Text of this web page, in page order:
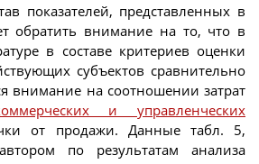
показателей, представленных в
обратить внимание на то, что в
в составе критериев оценки
субъектов сравнительно
внимание на соотношении затрат
и управленческих
от продажи. Данные табл. 5,
по результатам анализа